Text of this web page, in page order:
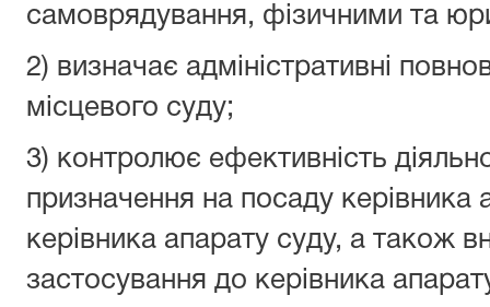
самоврядування, фізичними та
2) визначає адміністративні
місцевого суду;
3) контролює ефективність
призначення на посаду керівника
керівника апарату суду, а також
застосування до керівника